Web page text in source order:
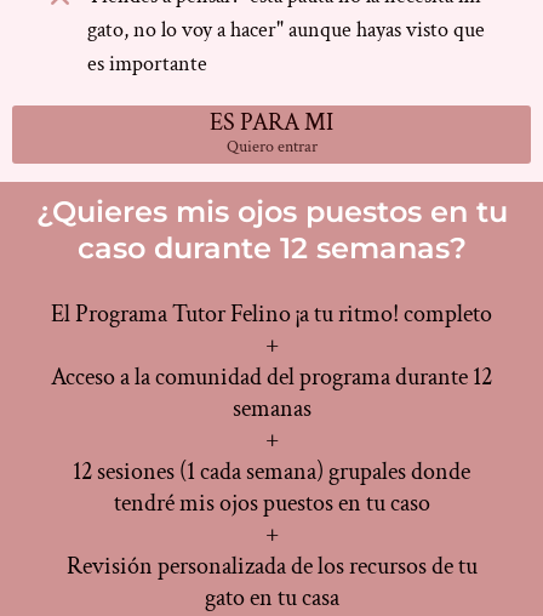
gato, no lo voy a hacer" aunque hayas visto que
es importante
ES PARA MI
Quiero entrar
¿Quieres mis ojos puestos en tu
caso durante 12 semanas?
El Programa Tutor Felino ¡a tu ritmo! completo
+
Acceso a la comunidad del programa durante 12
semanas
+
12 sesiones (1 cada semana) grupales donde
tendré mis ojos puestos en tu caso
+
Revisión personalizada de los recursos de tu
gato en tu casa